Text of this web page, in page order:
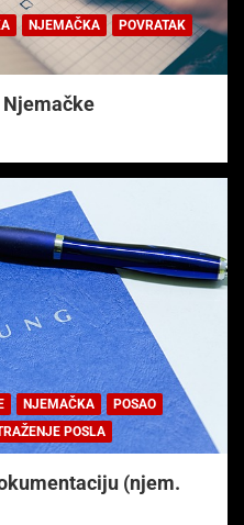
NJEMAČKA
POVRATAK
NJEMAČKA
POSAO
POSLA
(njem.